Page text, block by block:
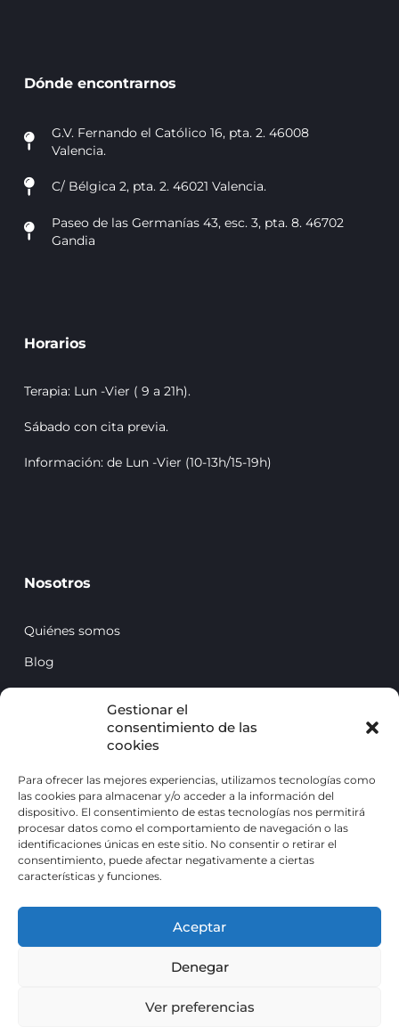
Gestionar el
consentimiento de las
cookies
Para ofrecer las mejores experiencias, utilizamos tecnologías como
las cookies para almacenar y/o acceder a la información del
dispositivo. El consentimiento de estas tecnologías nos permitirá
procesar datos como el comportamiento de navegación o las
identificaciones únicas en este sitio. No consentir o retirar el
consentimiento, puede afectar negativamente a ciertas
características y funciones.
Aceptar
Denegar
Ver preferencias
Dónde encontrarnos
G.V. Fernando el Católico 16, pta. 2. 46008
Valencia.
C/ Bélgica 2, pta. 2. 46021 Valencia.
Paseo de las Germanías 43, esc. 3, pta. 8. 46702
Gandia
Horarios
Terapia: Lun -Vier ( 9 a 21h).
Sábado con cita previa.
Información: de Lun -Vier (10-13h/15-19h)
Nosotros
Quiénes somos
Blog
Contacto
Centro de la voz © 2026 Todos los derechos
Aviso Legal
Política de privacidad
B2B Activa